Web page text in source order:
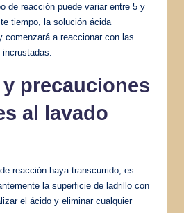
de reacción puede variar entre 5 y
tiempo, la solución ácida
comenzará a reaccionar con las
precauciones
al lavado
reacción haya transcurrido, es
la superficie de ladrillo con
el ácido y eliminar cualquier